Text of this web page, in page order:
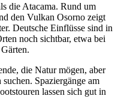
die Atacama. Rund um
den Vulkan Osorno zeigt
Deutsche Einflüsse sind in
noch sichtbar, etwa bei
die Natur mögen, aber
Spaziergänge am
lassen sich gut in